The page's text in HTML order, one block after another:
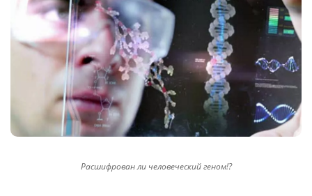
Расшифрован ли человеческий геном!?